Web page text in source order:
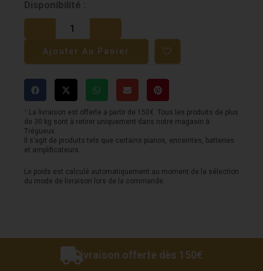
Disponibilité :
quantité
de
Pédale
MOOER
Ajouter Au Panier
¹ La livraison est offerte a partir de 150€. Tous les produits de plus
de 30 kg sont à retirer uniquement dans notre magasin à
Trégueux.
Il s’agit de produits tels que certains pianos, enceintes, batteries
et amplificateurs.
Le poids est calculé automatiquement au moment de la sélection
du mode de livraison lors de la commande.
Livraison offerte dès 150€